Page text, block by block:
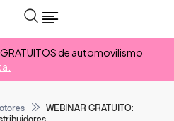
de automovilismo
WEBINAR GRATUITO: